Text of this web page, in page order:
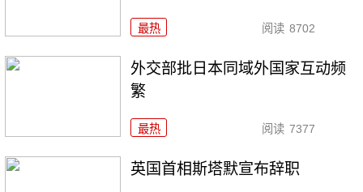
最热 阅读 8702
外交部批日本同域外国家互动频
繁
最热 阅读 7377
英国首相斯塔默宣布辞职